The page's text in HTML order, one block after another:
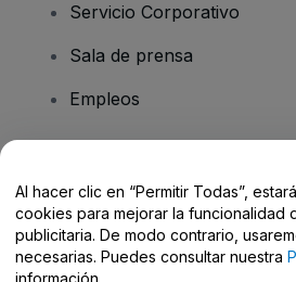
Servicio Corporativo
Sala de prensa
Empleos
Centro de Ayuda /
Al hacer clic en “Permitir Todas”,
cookies para mejorar la funcionalidad
publicitaria. De modo contrario,
necesarias. Puedes consultar nuestra
información.